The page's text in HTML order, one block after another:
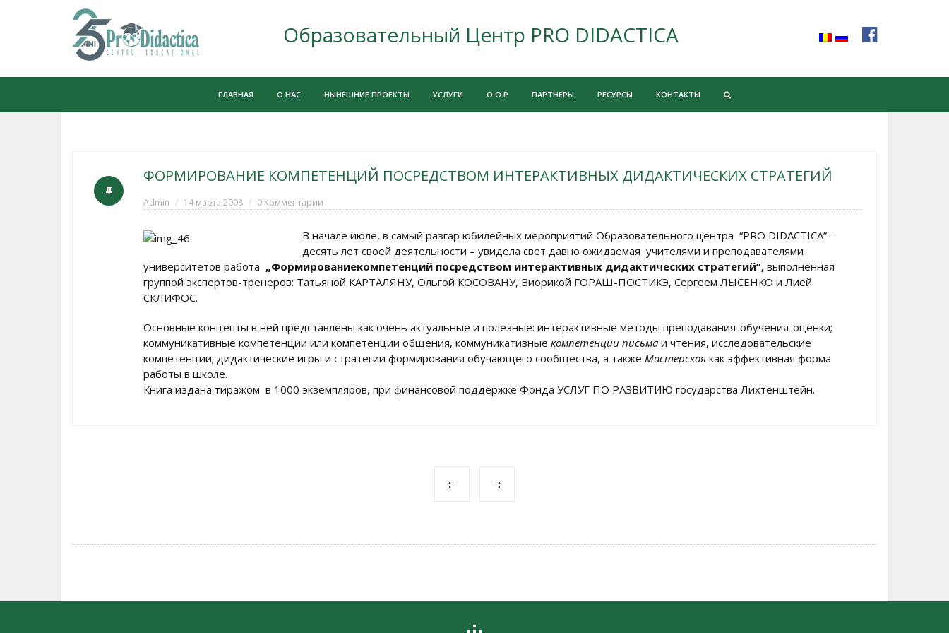
Образовательный Центр PRO DIDACTICA
ГЛАВНАЯ О НАС НЫНЕШНИЕ ПРОЕКТЫ УСЛУГИ О О Р ПАРТНЕРЫ РЕСУРСЫ КОНТАКТЫ
ФOРМИРОВАНИЕ КОМПЕТЕНЦИЙ ПОСРЕДСТВОМ ИНТЕРАКТИВНЫХ ДИДАКТИЧЕСКИХ СТРАТЕГИЙ
Admin 14 марта 2008 0 Комментарии
В начале июле, в самый разгар юбилейных мероприятий Образовательного центра “PRO DIDACTICA” –
десять лет своей деятельности – увидела свет давно ожидаемая учителями и преподавателями
университетов работа „Фoрмированиекомпетенций посредством интерактивных дидактических стратегий”, выполненная
группой экспертов-тренеров: Taтьяной КАРТАЛЯНУ, Oльгой КОСОВАНУ, Виорикой ГОРАШ-ПОСТИКЭ, Сергеем ЛЫСЕНКО и Лией
СКЛИФОС.
Oсновные концепты в ней представлены как очень актуальные и полезные: интерактивные методы преподавания-обучения-оценки;
коммуникативные компетенции или компетенции общения, коммуникативные компетенции письма и чтения, исследовательские
компетенции; дидактические игры и стратегии формирования обучающего сообщества, а также Мастерская как эффективная форма
работы в школе.
Книга издана тиражом в 1000 экземпляров, при финансовой поддержке Фонда УСЛУГ ПО РАЗВИТИЮ государства Лихтенштейн.
NAVIGATION